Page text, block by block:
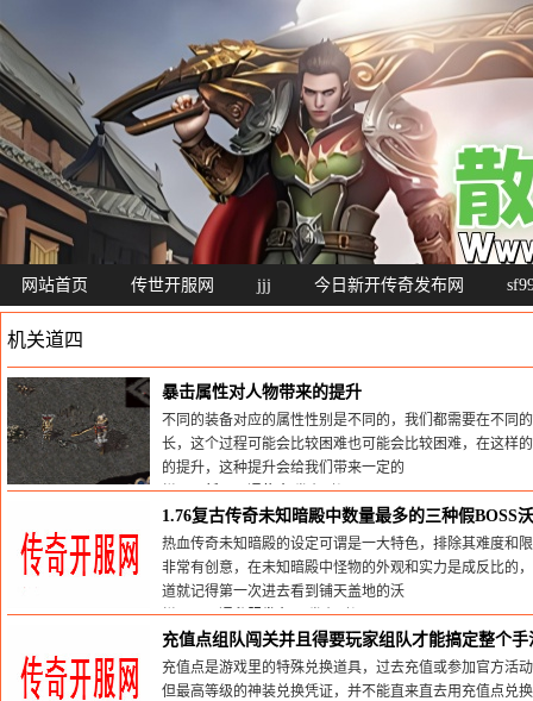
网站首页 传世开服网 jjj 今日新开传奇发布网
机关道四
暴击属性对人物带来的提升
不同的装备对应的属性性别是不同的，我们都需要在不同
长，这个过程可能会比较困难也可能会比较困难，在这样
的提升，这种提升会给我们带来一定的
栏目：新开网通传奇发布时间:2025-02-22
1.76复古传奇未知暗殿中数量最多的三种假BOSS
热血传奇未知暗殿的设定可谓是一大特色，排除其难度和
非常有创意，在未知暗殿中怪物的外观和实力是成反比的
道就记得第一次进去看到铺天盖地的沃
栏目：网通私服发布网发布时间:2025-05-09
充值点组队闯关并且得要玩家组队才能搞定整个手
充值点是游戏里的特殊兑换道具，过去充值或参加官方活
但最高等级的神装兑换凭证，并不能直来直去用充值点兑